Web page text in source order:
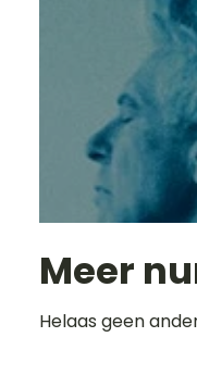
Meer
Helaas geen